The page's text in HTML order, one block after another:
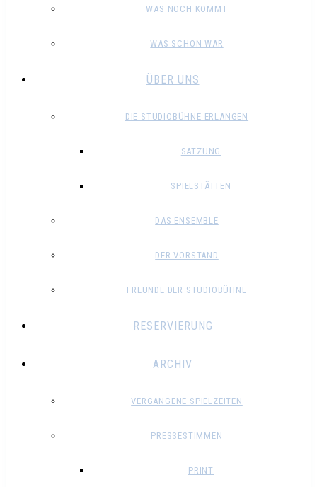
WAS NOCH KOMMT
WAS SCHON WAR
ÜBER UNS
DIE STUDIOBÜHNE ERLANGEN
SATZUNG
SPIELSTÄTTEN
DAS ENSEMBLE
DER VORSTAND
FREUNDE DER STUDIOBÜHNE
RESERVIERUNG
ARCHIV
VERGANGENE SPIELZEITEN
PRESSESTIMMEN
PRINT